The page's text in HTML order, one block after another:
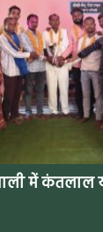
में कंतलाल